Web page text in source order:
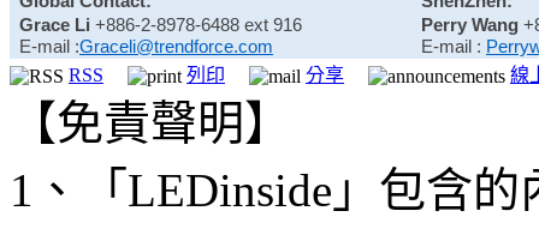
Grace Li +886-2-8978-6488 ext 916
E-mail :Graceli@trendforce.com
Perry Wang
E-mail :
RSS
列印 分享 線
【免責聲明】
1、「LEDinside」包含